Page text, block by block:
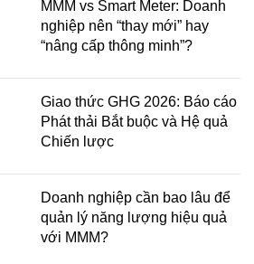
MMM vs Smart Meter: Doanh
nghiệp nên “thay mới” hay
“nâng cấp thông minh”?
Giao thức GHG 2026: Báo cáo
Phát thải Bắt buộc và Hệ quả
Chiến lược
Doanh nghiệp cần bao lâu để
quản lý năng lượng hiệu quả
với MMM?